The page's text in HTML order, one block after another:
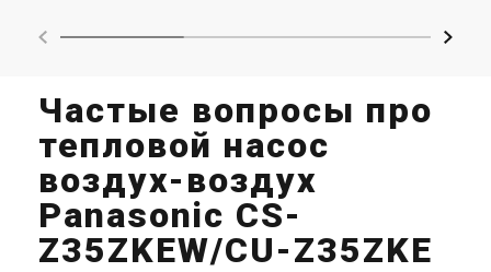
Частые вопросы про
тепловой насос
воздух-воздух
Panasonic CS-
Z35ZKEW/CU-Z35ZKE